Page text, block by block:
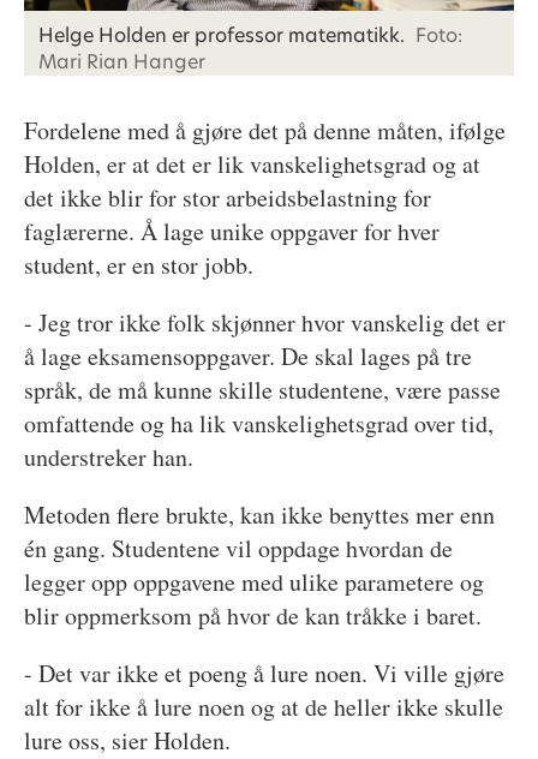
Helge Holden er professor matematikk. Foto:
Mari Rian Hanger
Fordelene med å gjøre det på denne måten, ifølge
Holden, er at det er lik vanskelighetsgrad og at
det ikke blir for stor arbeidsbelastning for
faglærerne. Å lage unike oppgaver for hver
student, er en stor jobb.
- Jeg tror ikke folk skjønner hvor vanskelig det er
å lage eksamensoppgaver. De skal lages på tre
språk, de må kunne skille studentene, være passe
omfattende og ha lik vanskelighetsgrad over tid,
understreker han.
Metoden flere brukte, kan ikke benyttes mer enn
én gang. Studentene vil oppdage hvordan de
legger opp oppgavene med ulike parametere og
blir oppmerksom på hvor de kan tråkke i baret.
- Det var ikke et poeng å lure noen. Vi ville gjøre
alt for ikke å lure noen og at de heller ikke skulle
lure oss, sier Holden.